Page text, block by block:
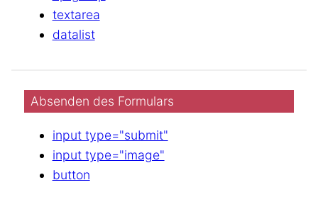
textarea
datalist
Absenden des Formulars
input type="submit"
input type="image"
button